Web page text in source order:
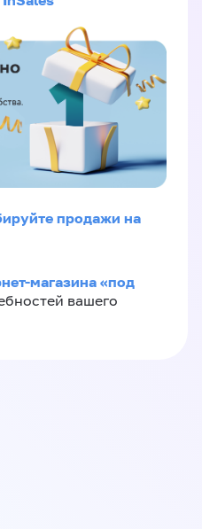
продажи на
магазина «под
вашего